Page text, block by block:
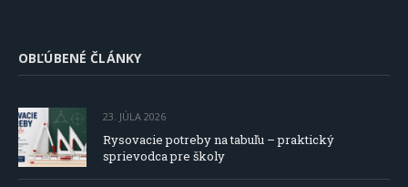
OBĽÚBENÉ ČLÁNKY
23. JÚLA 2026
Rysovacie potreby na tabuľu – praktický
sprievodca pre školy